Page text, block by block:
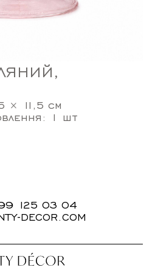
× 11,5 см
1 шт
125 03 04
DECOR.COM